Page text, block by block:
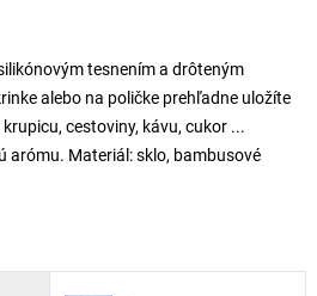
tesnením a drôteným
alebo na poličke prehľadne uložíte
cestoviny, kávu, cukor ...
arómu. Materiál: sklo, bambusové